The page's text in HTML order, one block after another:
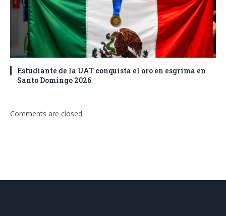
Estudiante de la UAT conquista el oro en esgrima en
Santo Domingo 2026
Comments are closed.